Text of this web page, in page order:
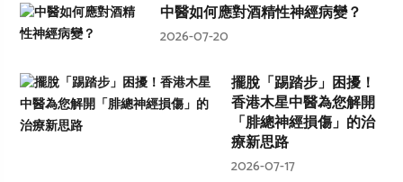
中醫如何應對酒精性神經病變？
2026-07-20
擺脫「踢踏步」困擾！
香港木星中醫為您解開
「腓總神經損傷」的治
療新思路
2026-07-17